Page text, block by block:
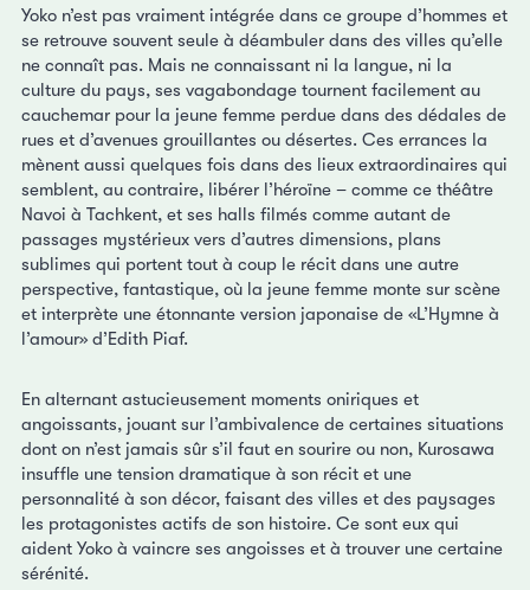
Yoko n’est pas vraiment intégrée dans ce groupe d’hommes et
se retrouve souvent seule à déambuler dans des villes qu’elle
ne connaît pas. Mais ne connaissant ni la langue, ni la
culture du pays, ses vagabondage tournent facilement au
cauchemar pour la jeune femme perdue dans des dédales de
rues et d’avenues grouillantes ou désertes. Ces errances la
mènent aussi quelques fois dans des lieux extraordinaires qui
semblent, au contraire, libérer l’héroïne – comme ce théâtre
Navoi à Tachkent, et ses halls filmés comme autant de
passages mystérieux vers d’autres dimensions, plans
sublimes qui portent tout à coup le récit dans une autre
perspective, fantastique, où la jeune femme monte sur scène
et interprète une étonnante version japonaise de «L’Hymne à
l’amour» d’Edith Piaf.
En alternant astucieusement moments oniriques et
angoissants, jouant sur l’ambivalence de certaines situations
dont on n’est jamais sûr s’il faut en sourire ou non, Kurosawa
insuffle une tension dramatique à son récit et une
personnalité à son décor, faisant des villes et des paysages
les protagonistes actifs de son histoire. Ce sont eux qui
aident Yoko à vaincre ses angoisses et à trouver une certaine
sérénité.